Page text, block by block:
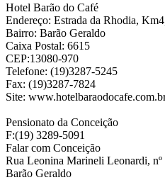
Hotel Barão do Café
Endereço: Estrada da Rhodia,
Bairro: Barão Geraldo
Caixa Postal: 6615
CEP:13080-970
Telefone: (19)3287-5245
Fax: (19)3287-7824
Site:
Pensionato da Conceição
F:(19) 3289-5091
Falar com Conceição
Rua Leonina Marineli Leonardi, nº
Barão Geraldo